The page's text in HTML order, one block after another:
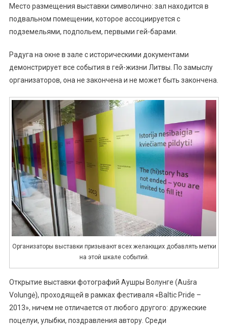
Место размещения выставки символично: зал находится в
подвальном помещении, которое ассоциируется с
подземельями, подпольем, первыми гей-барами.
Радуга на окне в зале с историческими документами
демонстрирует все события в гей-жизни Литвы. По замыслу
организаторов, она не закончена и не может быть закончена.
Организаторы выставки призывают всех желающих добавлять метки
на этой шкале событий.
Открытие выставки фотографий Аушры Волунге (Aušra
Volungė), проходящей в рамках фестиваля «Baltic Pride –
2013», ничем не отличается от любого другого: дружеские
поцелуи, улыбки, поздравления автору. Среди